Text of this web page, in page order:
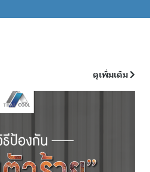
ดูเพิ่มเติม